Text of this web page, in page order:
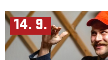
14. 9.